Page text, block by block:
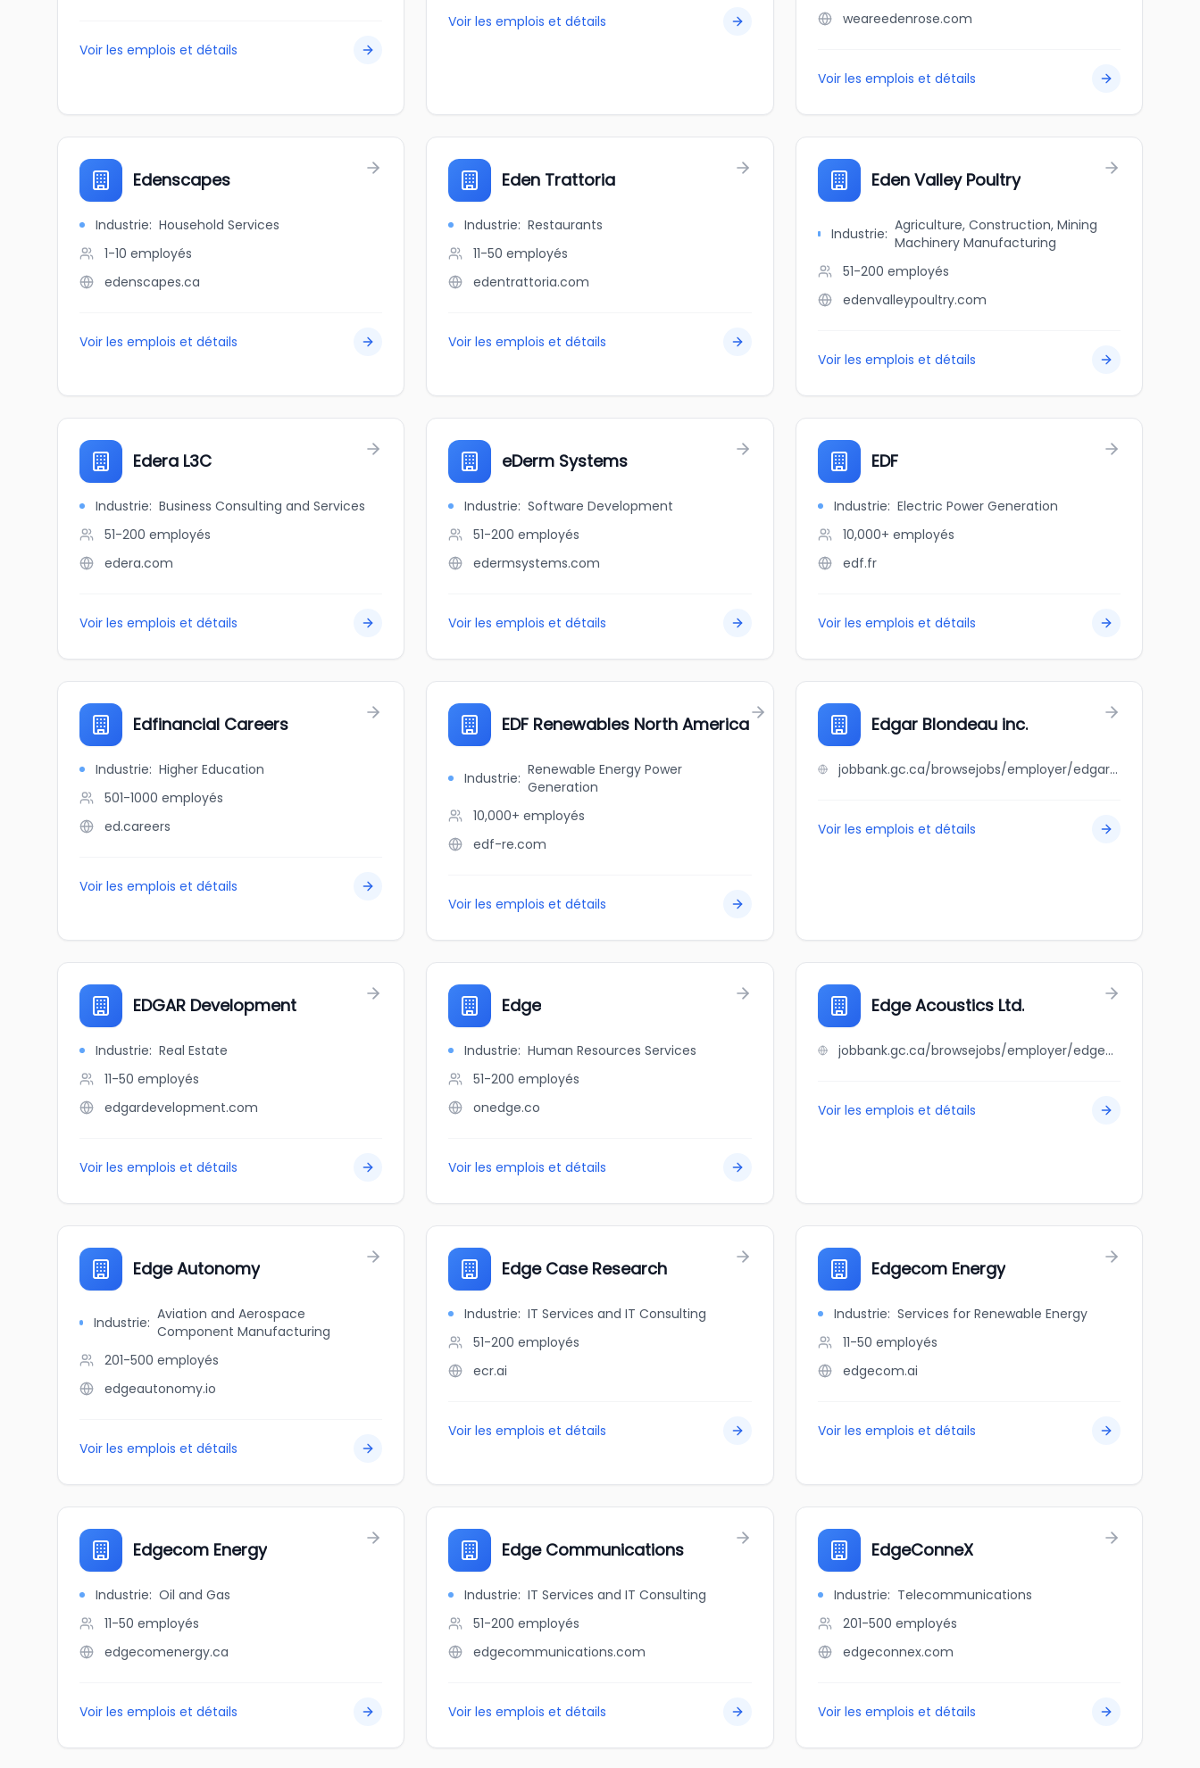
Voir les emplois et détails
Voir les emplois et détails
weareedenrose.com
Voir les emplois et détails
Edenscapes
Industrie: Household Services
1-10 employés
edenscapes.ca
Voir les emplois et détails
Eden Trattoria
Industrie: Restaurants
11-50 employés
edentrattoria.com
Voir les emplois et détails
Eden Valley Poultry
Industrie: Agriculture, Construction, Mining
Machinery Manufacturing
51-200 employés
edenvalleypoultry.com
Voir les emplois et détails
Edera L3C
Industrie: Business Consulting and Services
51-200 employés
edera.com
Voir les emplois et détails
eDerm Systems
Industrie: Software Development
51-200 employés
edermsystems.com
Voir les emplois et détails
EDF
Industrie: Electric Power Generation
10,000+ employés
edf.fr
Voir les emplois et détails
Edfinancial Careers
Industrie: Higher Education
501-1000 employés
ed.careers
Voir les emplois et détails
EDF Renewables North America
Industrie: Renewable Energy Power
Generation
10,000+ employés
edf-re.com
Voir les emplois et détails
Edgar Blondeau inc.
jobbank.gc.ca/browsejobs/employer/edgar+blondeau+inc./ca
Voir les emplois et détails
EDGAR Development
Industrie: Real Estate
11-50 employés
edgardevelopment.com
Voir les emplois et détails
Edge
Industrie: Human Resources Services
51-200 employés
onedge.co
Voir les emplois et détails
Edge Acoustics Ltd.
jobbank.gc.ca/browsejobs/employer/edge+acoustics+ltd./ca
Voir les emplois et détails
Edge Autonomy
Industrie: Aviation and Aerospace
Component Manufacturing
201-500 employés
edgeautonomy.io
Voir les emplois et détails
Edge Case Research
Industrie: IT Services and IT Consulting
51-200 employés
ecr.ai
Voir les emplois et détails
Edgecom Energy
Industrie: Services for Renewable Energy
11-50 employés
edgecom.ai
Voir les emplois et détails
Edgecom Energy
Industrie: Oil and Gas
11-50 employés
edgecomenergy.ca
Voir les emplois et détails
Edge Communications
Industrie: IT Services and IT Consulting
51-200 employés
edgecommunications.com
Voir les emplois et détails
EdgeConneX
Industrie: Telecommunications
201-500 employés
edgeconnex.com
Voir les emplois et détails